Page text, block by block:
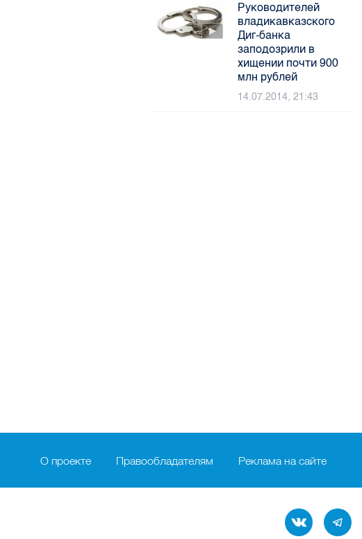
Руководителей
владикавказского
Диг-банка
заподозрили в
хищении почти 900
млн рублей
14.07.2014, 21:43
О проекте Правообладателям Реклама на сайте